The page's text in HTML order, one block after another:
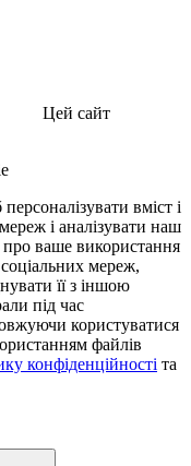
Цей сайт
вміст і
і аналізувати наш
ваше використання
мереж,
її з іншою
під час
користуватися
файлів
конфіденційності та